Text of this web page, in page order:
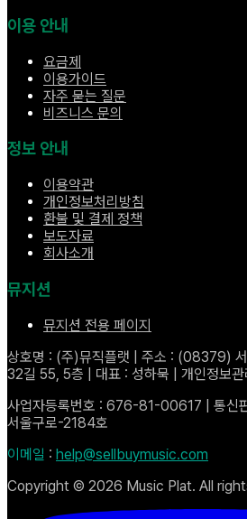
이용 안내
요금제
이용가이드
자주 묻는 질문
비즈니스 문의
정보 안내
이용약관
개인정보처리방침
환불 및 결제 정책
보도자료
회사소개
뮤지션
뮤지션 전용 페이지
상호명 : (주)뮤직플랫 | 주소 : (08379)
32길 55, 5층 | 대표 : 성하묵 | 개인정보관
사업자등록번호 : 676-81-00617 | 통신
서울구로-2184호
이메일 : help@sellbuymusic.com
Copyright © 2026 Music Plat. All